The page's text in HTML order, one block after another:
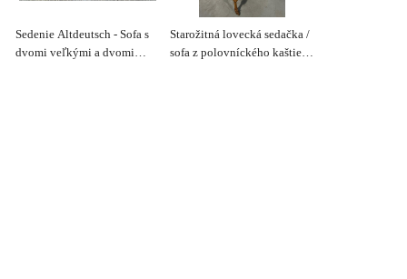
Sedenie Altdeutsch - Sofa s
dvomi veľkými a dvomi
Starožitná lovecká sedačka /
sofa z polovníckého kaštieľa